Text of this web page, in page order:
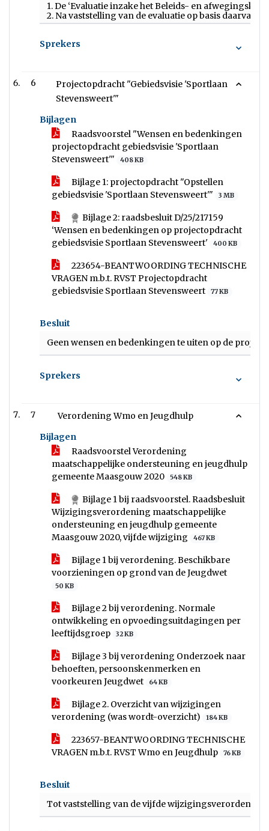
1. De ‘Evaluatie inzake het Beleids- en
2. Na vaststelling van de evaluatie op basis daarvan
Sprekers
6
Projectopdracht "Gebiedsvisie 'Sportlaan
Stevensweert'"
Bijlagen
Raadsvoorstel "Wensen en bedenkingen
projectopdracht gebiedsvisie 'Sportlaan
Stevensweert'"
408 KB
Bijlage 1: projectopdracht "Opstellen
gebiedsvisie 'Sportlaan Stevensweert'"
3 MB
Bijlage 2: raadsbesluit D/25/217159
‘Wensen en bedenkingen op projectopdracht
gebiedsvisie Sportlaan Stevensweert'
400 KB
223654-BEANTWOORDING TECHNISCHE
VRAGEN m.b.t. RVST Projectopdracht
gebiedsvisie Sportlaan Stevensweert
77 KB
Besluit
Geen wensen en bedenkingen te uiten op de
Sprekers
7
Verordening Wmo en Jeugdhulp
Bijlagen
Raadsvoorstel Verordening
maatschappelijke ondersteuning en jeugdhulp
gemeente Maasgouw 2020
548 KB
Bijlage 1 bij raadsvoorstel. Raadsbesluit
Wijzigingsverordening maatschappelijke
ondersteuning en jeugdhulp gemeente
Maasgouw 2020, vijfde wijziging
467 KB
Bijlage 1 bij verordening. Beschikbare
voorzieningen op grond van de Jeugdwet
50 KB
Bijlage 2 bij verordening. Normale
ontwikkeling en opvoedingsuitdagingen per
leeftijdsgroep
32 KB
Bijlage 3 bij verordening Onderzoek naar
behoeften, persoonskenmerken en
voorkeuren Jeugdwet
64 KB
Bijlage 2. Overzicht van wijzigingen
verordening (was wordt-overzicht)
184 KB
223657-BEANTWOORDING TECHNISCHE
VRAGEN m.b.t. RVST Wmo en Jeugdhulp
76 KB
Besluit
Tot vaststelling van de vijfde wijzigingsverordening